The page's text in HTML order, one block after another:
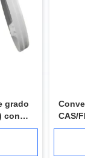
grado
con
CAS/